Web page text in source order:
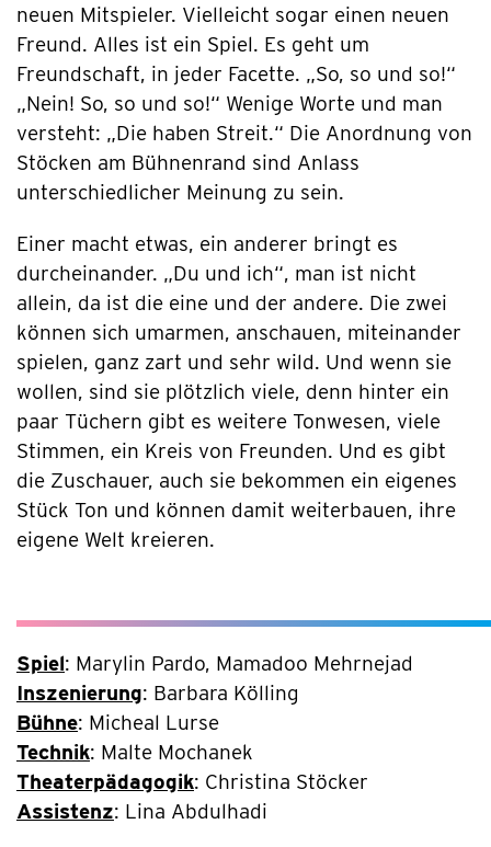
Spiel: Marylin Pardo, Mamadoo Mehrnejad
Inszenierung: Barbara Kölling
Bühne: Micheal Lurse
Technik: Malte Mochanek
Theaterpädagogik: Christina Stöcker
Assistenz: Lina Abdulhadi
neuen Mitspieler. Vielleicht sogar einen neuen
Freund. Alles ist ein Spiel. Es geht um
Freundschaft, in jeder Facette. „So, so und so!“
„Nein! So, so und so!“ Wenige Worte und man
versteht: „Die haben Streit.“ Die Anordnung von
Stöcken am Bühnenrand sind Anlass
unterschiedlicher Meinung zu sein.
Einer macht etwas, ein anderer bringt es
durcheinander. „Du und ich“, man ist nicht
allein, da ist die eine und der andere. Die zwei
können sich umarmen, anschauen, miteinander
spielen, ganz zart und sehr wild. Und wenn sie
wollen, sind sie plötzlich viele, denn hinter ein
paar Tüchern gibt es weitere Tonwesen, viele
Stimmen, ein Kreis von Freunden. Und es gibt
die Zuschauer, auch sie bekommen ein eigenes
Stück Ton und können damit weiterbauen, ihre
eigene Welt kreieren.